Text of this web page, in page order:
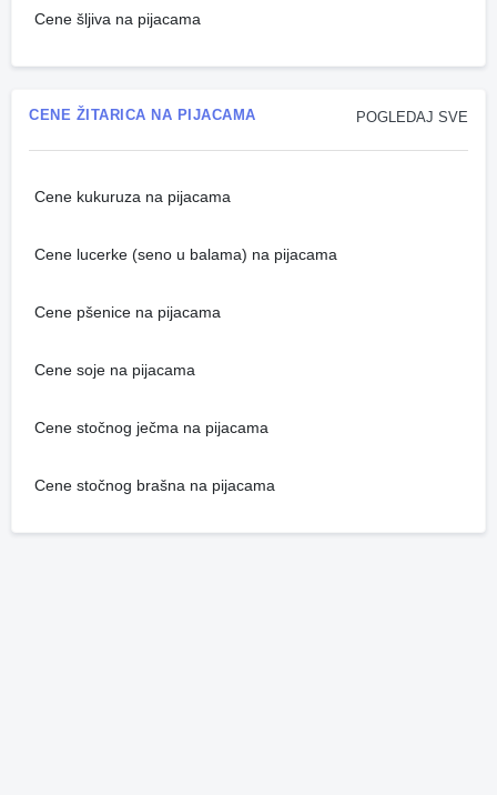
Cene šljiva na pijacama
POGLEDAJ SVE
CENE ŽITARICA NA PIJACAMA
Cene kukuruza na pijacama
Cene lucerke (seno u balama) na pijacama
Cene pšenice na pijacama
Cene soje na pijacama
Cene stočnog ječma na pijacama
Cene stočnog brašna na pijacama